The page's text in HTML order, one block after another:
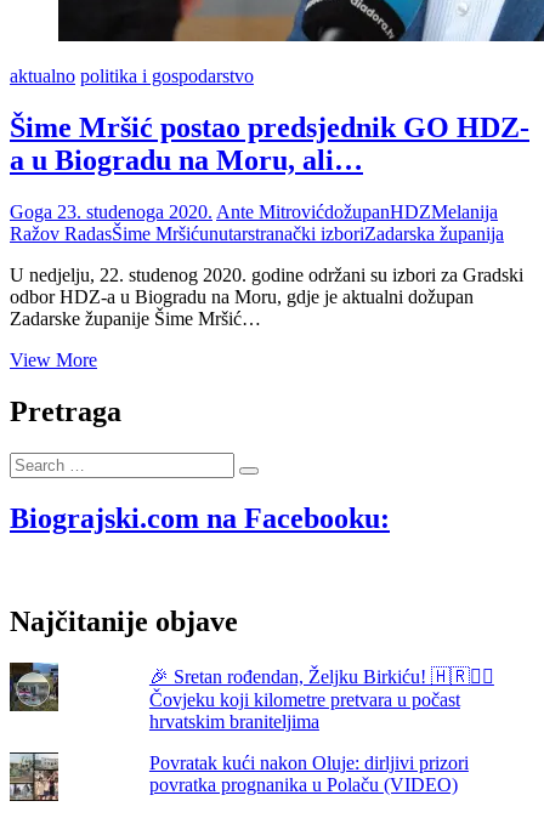
aktualno politika i gospodarstvo
Šime Mršić postao predsjednik GO HDZ-
a u Biogradu na Moru, ali…
Goga 23. studenoga 2020. Ante MitrovićdožupanHDZMelanija
Ražov RadasŠime Mršićunutarstranački izboriZadarska županija
U nedjelju, 22. studenog 2020. godine održani su izbori za Gradski
odbor HDZ-a u Biogradu na Moru, gdje je aktualni dožupan
Zadarske županije Šime Mršić…
View MoreŠime
postao
predsjednik
u
Biogradu
Pretraga
Search
…
Biograjski.com na Facebooku:
Najčitanije objave
🎉 Sretan rođendan, Željku Birkiću! 🇭🇷🏃‍♂️
Čovjeku koji kilometre pretvara u počast
hrvatskim braniteljima
Povratak kući nakon Oluje: dirljivi prizori
povratka prognanika u Polaču (VIDEO)